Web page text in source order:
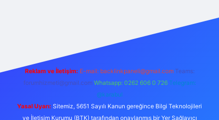
Reklam ve İletişim: E-mail: backlinkpaneli@gmail.com Teams:
forumhizmeti@gmail.com Whatsapp: 0262 606 0 726 Telegram:
@karabul
Yasal Uyarı: Sitemiz, 5651 Sayılı Kanun gereğince Bilgi Teknolojileri
ve İletişim Kurumu (BTK) tarafından onaylanmış bir Yer Sağlayıcı